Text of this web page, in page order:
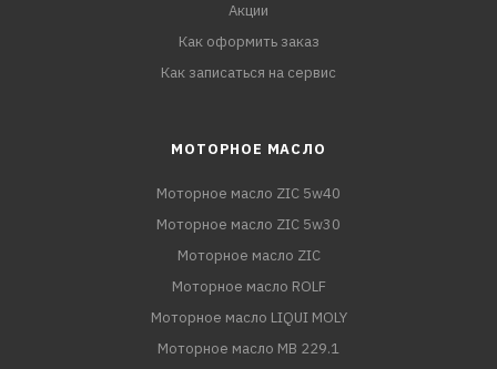
Акции
Как оформить заказ
Как записаться на сервис
МОТОРНОЕ МАСЛО
Моторное масло ZIC 5w40
Моторное масло ZIC 5w30
Моторное масло ZIC
Моторное масло ROLF
Моторное масло LIQUI MOLY
Моторное масло MB 229.1